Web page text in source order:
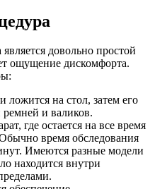
довольно простой
ощущение дискомфорта.
на стол, затем его
и валиков.
где остается на все время
время обследования
Имеются разные модели
находится внутри